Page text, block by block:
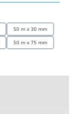
50 m x 30 mm
50 m x 75 mm